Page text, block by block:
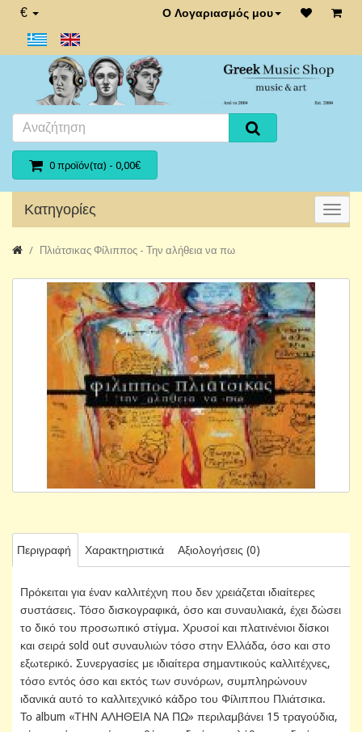
€ Ο Λογαριασμός μου
0 προϊόν(τα) - 0,00€
Κατηγορίες
Πλιάτσικας Φίλιππος - Την αλήθεια να πω
Περιγραφή Χαρακτηριστικά Αξιολογήσεις (0)
Πρόκειται για έναν καλλιτέχνη που δεν χρειάζεται ιδιαίτερες
συστάσεις. Τόσο δισκογραφικά, όσο και συναυλιακά, έχει δώσει
το δικό του προσωπικό στίγμα. Χρυσοί και πλατινένιοι δίσκοι
και σειρά sold out συναυλιών τόσο στην Ελλάδα, όσο και στο
εξωτερικό. Συνεργασίες με ιδιαίτερα σημαντικούς καλλιτέχνες,
τόσο εντός όσο και εκτός των συνόρων, συμπληρώνουν
ιδανικά αυτό το καλλιτεχνικό κάδρο του Φίλιππου Πλιάτσικα.
Το album «ΤΗΝ ΑΛΗΘΕΙΑ ΝΑ ΠΩ» περιλαμβάνει 15 τραγούδια,